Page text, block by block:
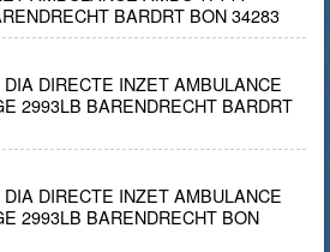
BARDRT BON 34283
DIRECTE INZET AMBULANCE
2993LB BARENDRECHT BARDRT
DIRECTE INZET AMBULANCE
2993LB BARENDRECHT BON